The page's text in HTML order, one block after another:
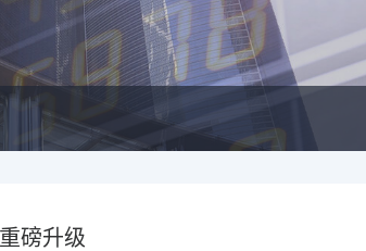
磅升级